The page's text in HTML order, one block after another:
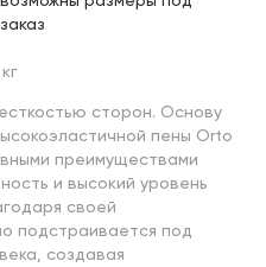
заказ
сторон. Основу
пены Orto
преимуществами
и высокий уровень
своей
подстраивается под
создавая